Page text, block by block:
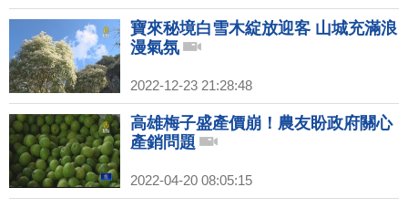
寶來秘境白雪木綻放迎客 山城充滿浪
漫氣氛
2022-12-23 21:28:48
高雄梅子盛產價崩！農友盼政府關心
產銷問題
2022-04-20 08:05:15